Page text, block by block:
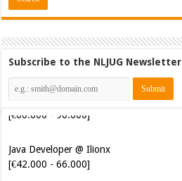
Subscribe to the NLJUG Newsletter
Software Architect @ Ilionx
[€60.000 - 90.000]
Java Developer @ Ilionx
Test Automatiseerder @